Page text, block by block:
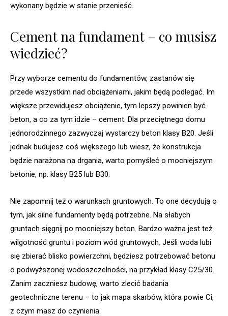
wykonany będzie w stanie przenieść.
Cement na fundament – co musisz
wiedzieć?
Przy wyborze cementu do fundamentów, zastanów się
przede wszystkim nad obciążeniami, jakim będą podlegać. Im
większe przewidujesz obciążenie, tym lepszy powinien być
beton, a co za tym idzie – cement. Dla przeciętnego domu
jednorodzinnego zazwyczaj wystarczy beton klasy B20. Jeśli
jednak budujesz coś większego lub wiesz, że konstrukcja
będzie narażona na drgania, warto pomyśleć o mocniejszym
betonie, np. klasy B25 lub B30.
Nie zapomnij też o warunkach gruntowych. To one decydują o
tym, jak silne fundamenty będą potrzebne. Na słabych
gruntach sięgnij po mocniejszy beton. Bardzo ważna jest też
wilgotność gruntu i poziom wód gruntowych. Jeśli woda lubi
się zbierać blisko powierzchni, będziesz potrzebować betonu
o podwyższonej wodoszczelności, na przykład klasy C25/30.
Zanim zaczniesz budowę, warto zlecić badania
geotechniczne terenu – to jak mapa skarbów, która powie Ci,
z czym masz do czynienia.